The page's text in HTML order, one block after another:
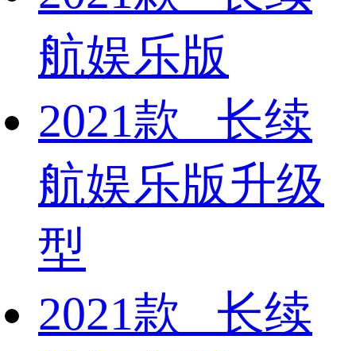
航娱乐版
2021款 长续
航娱乐版升级
型
2021款 长续